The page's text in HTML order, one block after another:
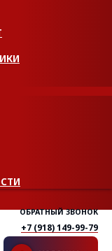
+7 (918) 149-99-79
ОБРАТНЫЙ ЗВОНОК